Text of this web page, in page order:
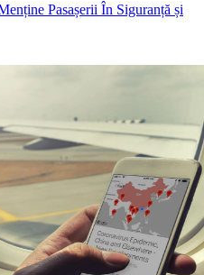
Pasașerii În Siguranță și